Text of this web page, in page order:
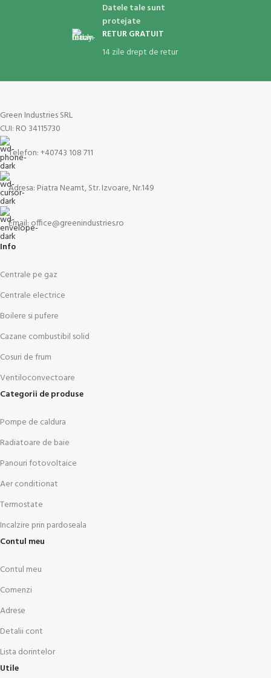
Datele tale sunt
protejate
RETUR GRATUIT
14 zile drept de retur
Green Industries SRL
CUI: RO 34115730
Telefon: +40743 108 711
Adresa: Piatra Neamt, Str. Izvoare, Nr.149
Email: office@greenindustries.ro
Info
Centrale pe gaz
Centrale electrice
Boilere si pufere
Cazane combustibil solid
Cosuri de frum
Ventiloconvectoare
Categorii de produse
Pompe de caldura
Radiatoare de baie
Panouri fotovoltaice
Aer conditionat
Termostate
Incalzire prin pardoseala
Contul meu
Contul meu
Comenzi
Adrese
Detalii cont
Lista dorintelor
Utile